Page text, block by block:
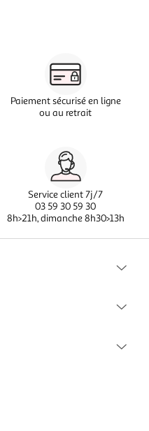
Paiement sécurisé en ligne
ou au retrait
Service client 7j/7
03 59 30 59 30
8h>21h, dimanche 8h30>13h